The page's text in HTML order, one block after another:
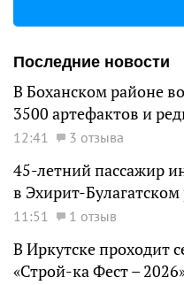
Последние новости
В Боханском районе
3500 артефактов и
12:41 3 отзыва
45-летний пассажир
в Эхирит-
11:51 1 отзыв
В Иркутске проходит
«Строй-ка Фест –